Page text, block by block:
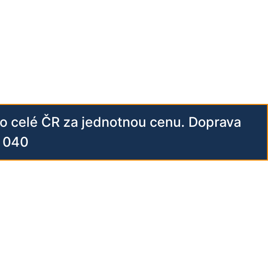
celé ČR za jednotnou cenu. Doprava
040